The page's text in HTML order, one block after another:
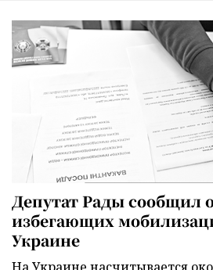
Депутат Рады сообщил
избегающих
Украине